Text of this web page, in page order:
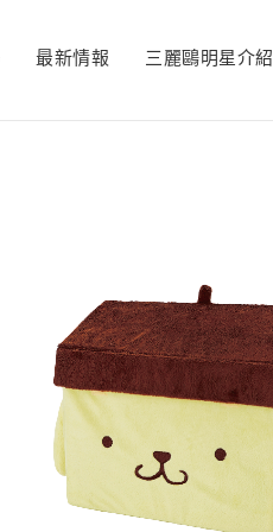
最新情報 三麗鷗明星介紹